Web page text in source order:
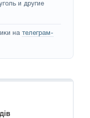
и другие
на телеграм-